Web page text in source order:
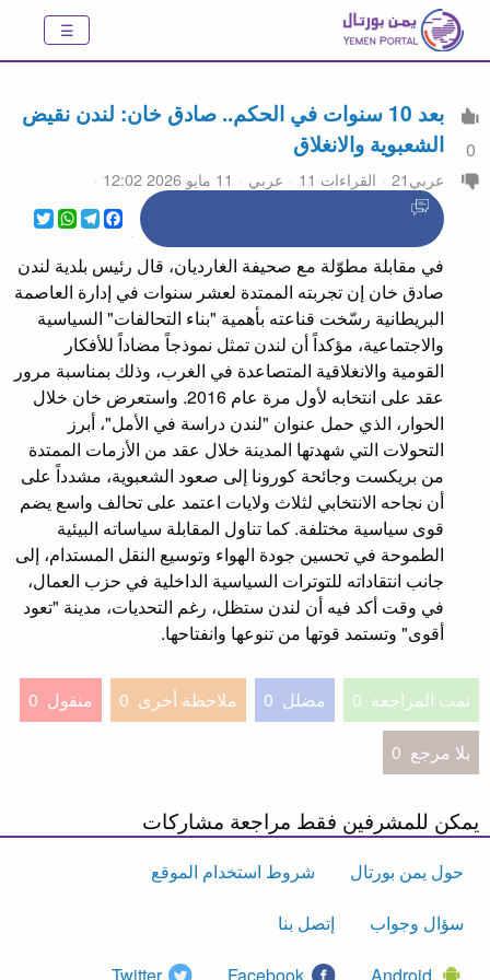
0
بعد 10 سنوات في الحكم.. صادق خان: لندن نقيض
الشعبوية والانغلاق
عربي21 القراءات 11 عربي
11 مايو 2026 12:02
Twitter
WhatsApp
Telegram
Facebook
في مقابلة مطوّلة مع صحيفة الغارديان، قال رئيس بلدية لندن
صادق خان إن تجربته الممتدة لعشر سنوات في إدارة العاصمة
البريطانية رسّخت قناعته بأهمية "بناء التحالفات" السياسية
والاجتماعية، مؤكداً أن لندن تمثل نموذجاً مضاداً للأفكار
القومية والانغلاقية المتصاعدة في الغرب، وذلك بمناسبة مرور
عقد على انتخابه لأول مرة عام 2016. واستعرض خان خلال
الحوار، الذي حمل عنوان "لندن دراسة في الأمل"، أبرز
التحولات التي شهدتها المدينة خلال عقد من الأزمات الممتدة
من بريكست وجائحة كورونا إلى صعود الشعبوية، مشدداً على
أن نجاحه الانتخابي لثلاث ولايات اعتمد على تحالف واسع يضم
قوى سياسية مختلفة. كما تناول المقابلة سياساته البيئية
الطموحة في تحسين جودة الهواء وتوسيع النقل المستدام، إلى
جانب انتقاداته للتوترات السياسية الداخلية في حزب العمال،
في وقت أكد فيه أن لندن ستظل، رغم التحديات، مدينة "تعود
أقوى" وتستمد قوتها من تنوعها وانفتاحها.
تمت المراجعة 0 مضلل 0 ملاحظة أخرى 0 منقول 0
بلا مرجع 0
يمكن للمشرفين فقط مراجعة مشاركات
حول يمن بورتال شروط استخدام الموقع
سؤال وجواب إتصل بنا